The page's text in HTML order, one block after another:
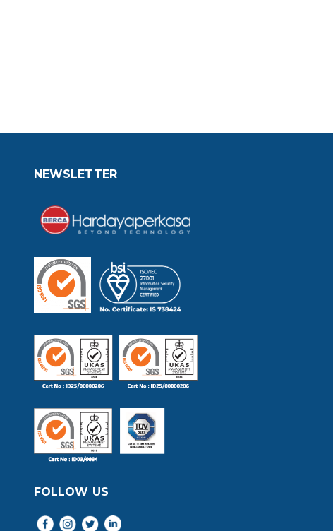
NEWSLETTER
FOLLOW US